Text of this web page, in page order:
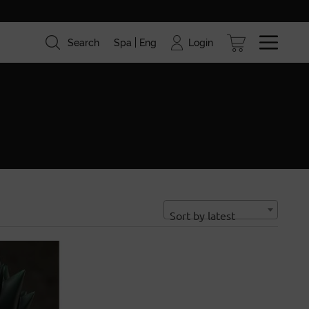
Brands Blog
Search Spa Eng Login
Sort by latest